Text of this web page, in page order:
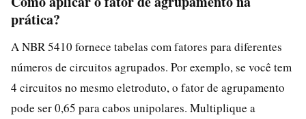
prática?
A NBR 5410 fornece tabelas com fatores para diferentes
números de circuitos agrupados. Por exemplo, se você tem
4 circuitos no mesmo eletroduto, o fator de agrupamento
pode ser 0,65 para cabos unipolares. Multiplique a